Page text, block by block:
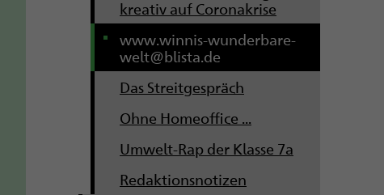
kreativ auf Coronakrise
www.winnis-wunderbare-
welt@blista.de
Das Streitgespräch
Ohne Homeoffice ...
Umwelt-Rap der Klasse 7a
Redaktionsnotizen